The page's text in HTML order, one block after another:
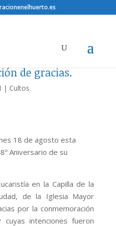
de gracias.
| Cultos
18 de agosto esta
Aniversario de su
en la Capilla de la
de la Iglesia Mayor
por la conmemoración
intenciones fueron